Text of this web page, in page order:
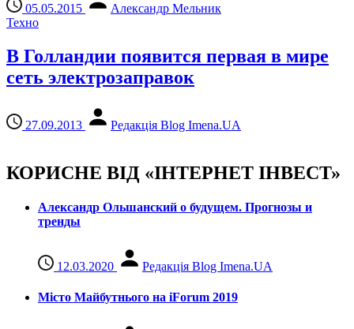
05.05.2015
Александр Мельник
Техно
В Голландии появится первая в мире
сеть электрозаправок
27.09.2013 Редакція Blog Imena.UA
КОРИСНЕ ВІД «ІНТЕРНЕТ ІНВЕСТ»
Александр Ольшанский о будущем. Прогнозы и
тренды
12.03.2020 Редакція Blog Imena.UA
Місто Майбутнього на iForum 2019